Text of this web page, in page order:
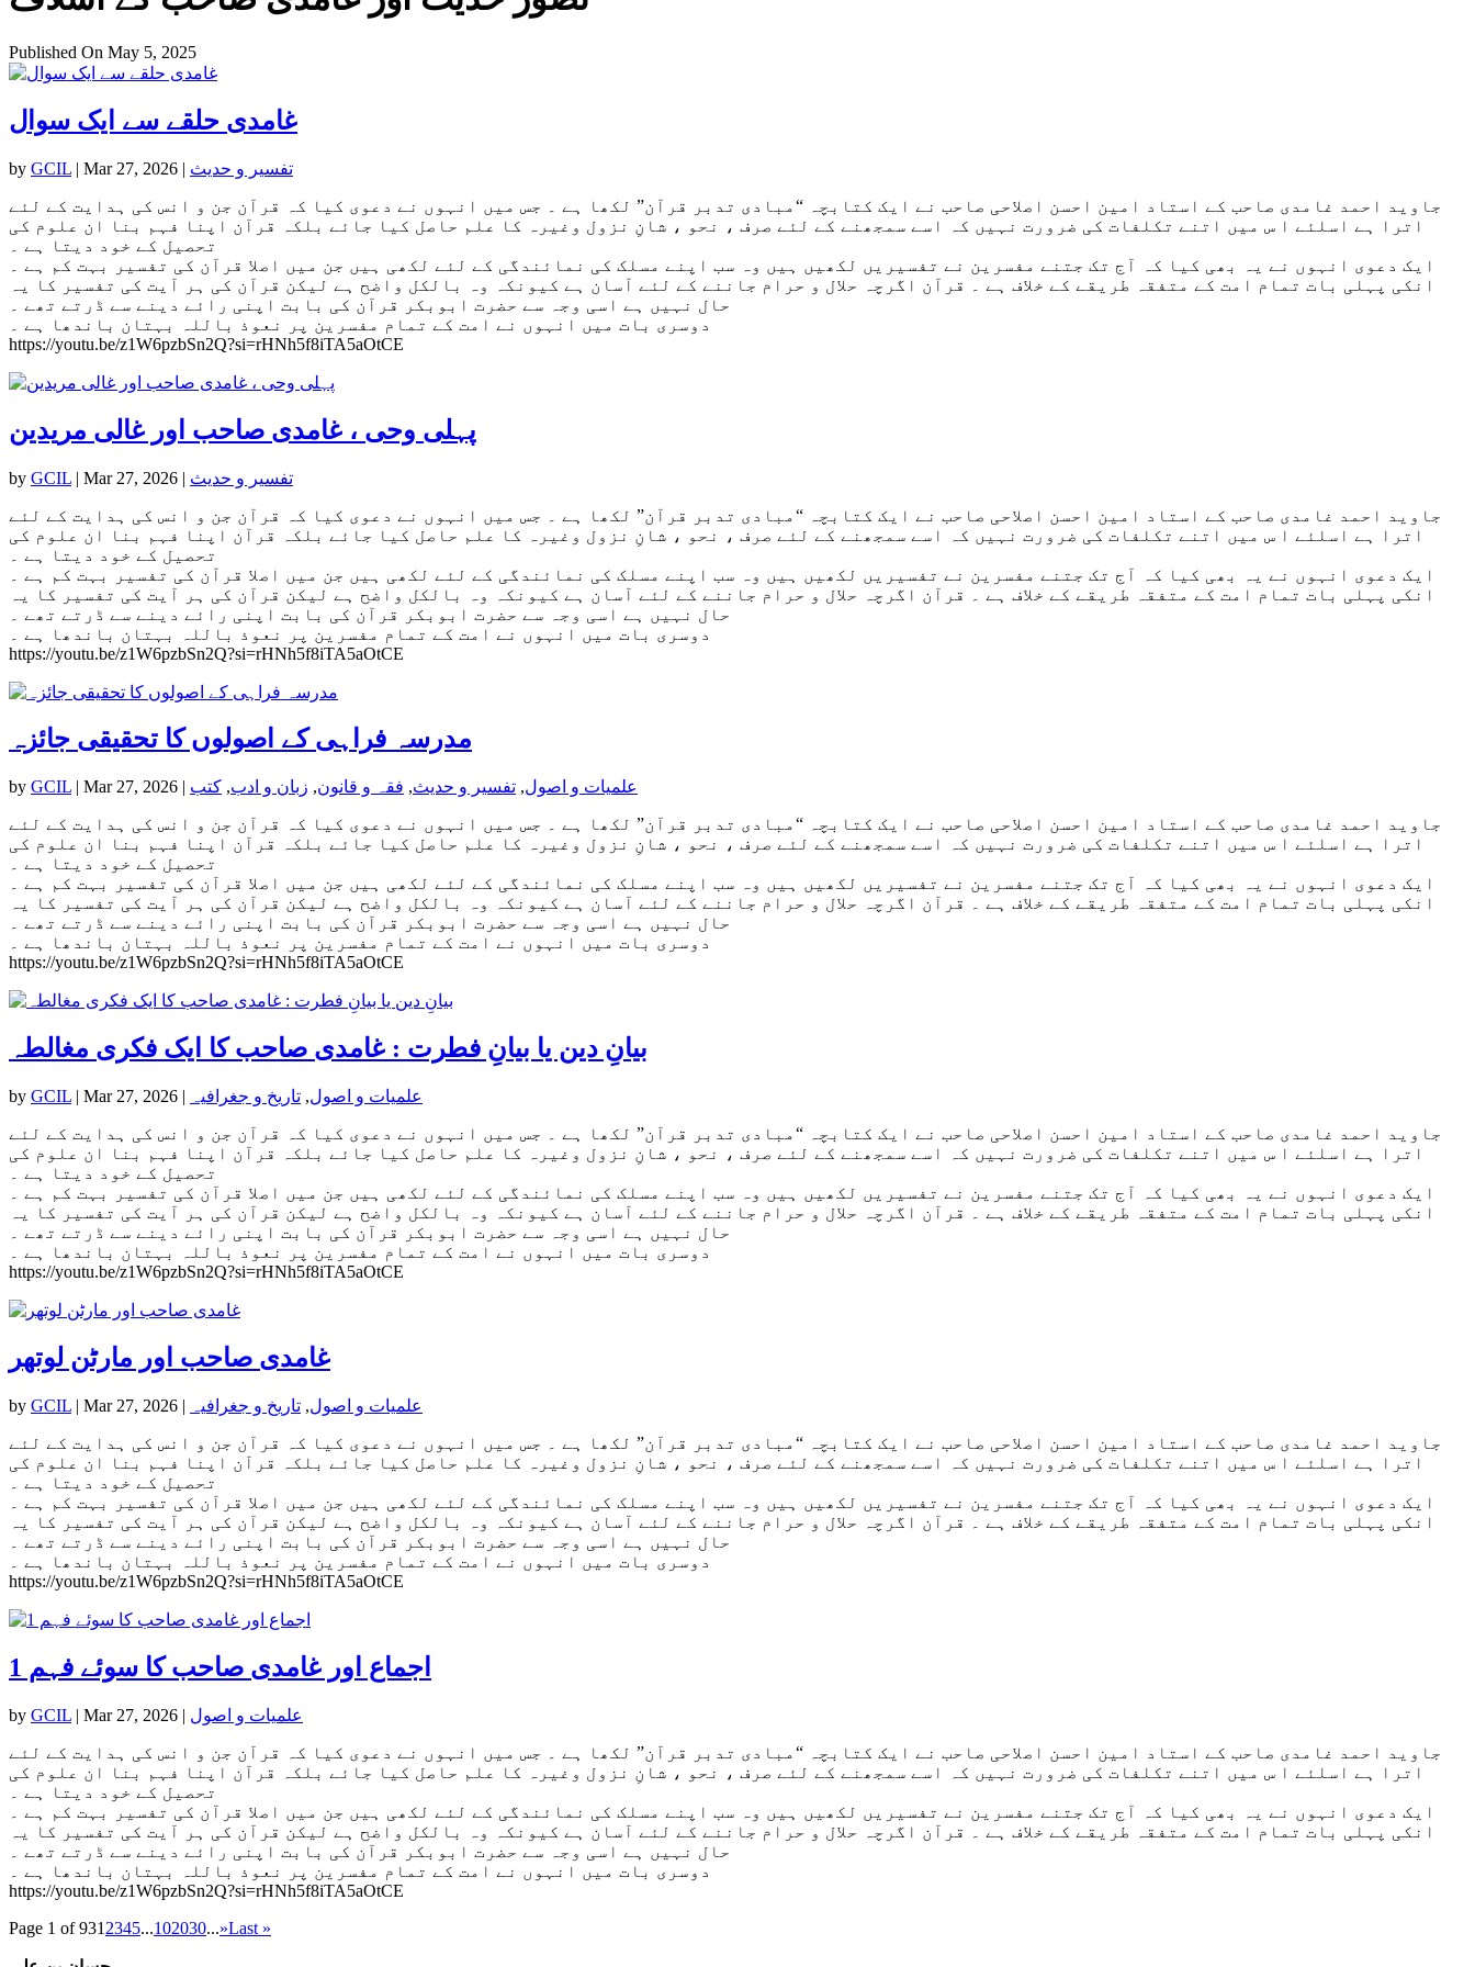
Published On May 5, 2025
غامدی حلقے سے ایک سوال
by GCIL | Mar 27, 2026 | تفسیر و حدیث
جاوید احمد غامدی صاحب کے استاد امین احسن اصلاحی صاحب نے ایک کتابچہ “مبادی تدبر قرآن” لکھا ہے ۔ جس میں انہوں نے دعوی کیا کہ قرآن جن و انس کی ہدایت کے لئے
اترا ہے اسلئے ا س میں اتنے تکلفات کی ضرورت نہیں کہ اسے سمجھنے کے لئے صرف ، نحو ، شانِ نزول وغیرہ کا علم حاصل کیا جائے بلکہ قرآن اپنا فہم بنا ان علوم کی
تحصیل کے خود دیتا ہے ۔
ایک دعوی انہوں نے یہ بھی کیا کہ آج تک جتنے مفسرین نے تفسیریں لکھیں ہیں وہ سب اپنے مسلک کی نمائندگی کے لئے لکھی ہیں جن میں اصلا قرآن کی تفسیر بہت کم ہے ۔
انکی پہلی بات تمام امت کے متفقہ طریقے کے خلاف ہے ۔ قرآن اگرچہ حلال و حرام جاننے کے لئے آسان ہے کیونکہ وہ بالکل واضح ہے لیکن قرآن کی ہر آیت کی تفسیر کا یہ
حال نہیں ہے اسی وجہ سے حضرت ابوبکر قرآن کی بابت اپنی رائے دینے سے ڈرتے تھے ۔
دوسری بات میں انہوں نے امت کے تمام مفسرین پر نعوذ باللہ بہتان باندھا ہے ۔
https://youtu.be/z1W6pzbSn2Q?si=rHNh5f8iTA5aOtCE
پہلی وحی ، غامدی صاحب اور غالی مریدین
by GCIL | Mar 27, 2026 | تفسیر و حدیث
جاوید احمد غامدی صاحب کے استاد امین احسن اصلاحی صاحب نے ایک کتابچہ “مبادی تدبر قرآن” لکھا ہے ۔ جس میں انہوں نے دعوی کیا کہ قرآن جن و انس کی ہدایت کے لئے
اترا ہے اسلئے ا س میں اتنے تکلفات کی ضرورت نہیں کہ اسے سمجھنے کے لئے صرف ، نحو ، شانِ نزول وغیرہ کا علم حاصل کیا جائے بلکہ قرآن اپنا فہم بنا ان علوم کی
تحصیل کے خود دیتا ہے ۔
ایک دعوی انہوں نے یہ بھی کیا کہ آج تک جتنے مفسرین نے تفسیریں لکھیں ہیں وہ سب اپنے مسلک کی نمائندگی کے لئے لکھی ہیں جن میں اصلا قرآن کی تفسیر بہت کم ہے ۔
انکی پہلی بات تمام امت کے متفقہ طریقے کے خلاف ہے ۔ قرآن اگرچہ حلال و حرام جاننے کے لئے آسان ہے کیونکہ وہ بالکل واضح ہے لیکن قرآن کی ہر آیت کی تفسیر کا یہ
حال نہیں ہے اسی وجہ سے حضرت ابوبکر قرآن کی بابت اپنی رائے دینے سے ڈرتے تھے ۔
دوسری بات میں انہوں نے امت کے تمام مفسرین پر نعوذ باللہ بہتان باندھا ہے ۔
https://youtu.be/z1W6pzbSn2Q?si=rHNh5f8iTA5aOtCE
مدرسہ فراہی کے اصولوں کا تحقیقی جائزہ
by GCIL | Mar 27, 2026 | علمیات و اصول, تفسیر و حدیث, فقہ و قانون, زبان و ادب, کتب
جاوید احمد غامدی صاحب کے استاد امین احسن اصلاحی صاحب نے ایک کتابچہ “مبادی تدبر قرآن” لکھا ہے ۔ جس میں انہوں نے دعوی کیا کہ قرآن جن و انس کی ہدایت کے لئے
اترا ہے اسلئے ا س میں اتنے تکلفات کی ضرورت نہیں کہ اسے سمجھنے کے لئے صرف ، نحو ، شانِ نزول وغیرہ کا علم حاصل کیا جائے بلکہ قرآن اپنا فہم بنا ان علوم کی
تحصیل کے خود دیتا ہے ۔
ایک دعوی انہوں نے یہ بھی کیا کہ آج تک جتنے مفسرین نے تفسیریں لکھیں ہیں وہ سب اپنے مسلک کی نمائندگی کے لئے لکھی ہیں جن میں اصلا قرآن کی تفسیر بہت کم ہے ۔
انکی پہلی بات تمام امت کے متفقہ طریقے کے خلاف ہے ۔ قرآن اگرچہ حلال و حرام جاننے کے لئے آسان ہے کیونکہ وہ بالکل واضح ہے لیکن قرآن کی ہر آیت کی تفسیر کا یہ
حال نہیں ہے اسی وجہ سے حضرت ابوبکر قرآن کی بابت اپنی رائے دینے سے ڈرتے تھے ۔
دوسری بات میں انہوں نے امت کے تمام مفسرین پر نعوذ باللہ بہتان باندھا ہے ۔
https://youtu.be/z1W6pzbSn2Q?si=rHNh5f8iTA5aOtCE
بیانِ دین یا بیانِ فطرت : غامدی صاحب کا ایک فکری مغالطہ
by GCIL | Mar 27, 2026 | علمیات و اصول, تاریخ و جغرافیہ
جاوید احمد غامدی صاحب کے استاد امین احسن اصلاحی صاحب نے ایک کتابچہ “مبادی تدبر قرآن” لکھا ہے ۔ جس میں انہوں نے دعوی کیا کہ قرآن جن و انس کی ہدایت کے لئے
اترا ہے اسلئے ا س میں اتنے تکلفات کی ضرورت نہیں کہ اسے سمجھنے کے لئے صرف ، نحو ، شانِ نزول وغیرہ کا علم حاصل کیا جائے بلکہ قرآن اپنا فہم بنا ان علوم کی
تحصیل کے خود دیتا ہے ۔
ایک دعوی انہوں نے یہ بھی کیا کہ آج تک جتنے مفسرین نے تفسیریں لکھیں ہیں وہ سب اپنے مسلک کی نمائندگی کے لئے لکھی ہیں جن میں اصلا قرآن کی تفسیر بہت کم ہے ۔
انکی پہلی بات تمام امت کے متفقہ طریقے کے خلاف ہے ۔ قرآن اگرچہ حلال و حرام جاننے کے لئے آسان ہے کیونکہ وہ بالکل واضح ہے لیکن قرآن کی ہر آیت کی تفسیر کا یہ
حال نہیں ہے اسی وجہ سے حضرت ابوبکر قرآن کی بابت اپنی رائے دینے سے ڈرتے تھے ۔
دوسری بات میں انہوں نے امت کے تمام مفسرین پر نعوذ باللہ بہتان باندھا ہے ۔
https://youtu.be/z1W6pzbSn2Q?si=rHNh5f8iTA5aOtCE
غامدی صاحب اور مارٹن لوتھر
by GCIL | Mar 27, 2026 | علمیات و اصول, تاریخ و جغرافیہ
جاوید احمد غامدی صاحب کے استاد امین احسن اصلاحی صاحب نے ایک کتابچہ “مبادی تدبر قرآن” لکھا ہے ۔ جس میں انہوں نے دعوی کیا کہ قرآن جن و انس کی ہدایت کے لئے
اترا ہے اسلئے ا س میں اتنے تکلفات کی ضرورت نہیں کہ اسے سمجھنے کے لئے صرف ، نحو ، شانِ نزول وغیرہ کا علم حاصل کیا جائے بلکہ قرآن اپنا فہم بنا ان علوم کی
تحصیل کے خود دیتا ہے ۔
ایک دعوی انہوں نے یہ بھی کیا کہ آج تک جتنے مفسرین نے تفسیریں لکھیں ہیں وہ سب اپنے مسلک کی نمائندگی کے لئے لکھی ہیں جن میں اصلا قرآن کی تفسیر بہت کم ہے ۔
انکی پہلی بات تمام امت کے متفقہ طریقے کے خلاف ہے ۔ قرآن اگرچہ حلال و حرام جاننے کے لئے آسان ہے کیونکہ وہ بالکل واضح ہے لیکن قرآن کی ہر آیت کی تفسیر کا یہ
حال نہیں ہے اسی وجہ سے حضرت ابوبکر قرآن کی بابت اپنی رائے دینے سے ڈرتے تھے ۔
دوسری بات میں انہوں نے امت کے تمام مفسرین پر نعوذ باللہ بہتان باندھا ہے ۔
https://youtu.be/z1W6pzbSn2Q?si=rHNh5f8iTA5aOtCE
اجماع اور غامدی صاحب کا سوئے فہم 1
by GCIL | Mar 27, 2026 | علمیات و اصول
جاوید احمد غامدی صاحب کے استاد امین احسن اصلاحی صاحب نے ایک کتابچہ “مبادی تدبر قرآن” لکھا ہے ۔ جس میں انہوں نے دعوی کیا کہ قرآن جن و انس کی ہدایت کے لئے
اترا ہے اسلئے ا س میں اتنے تکلفات کی ضرورت نہیں کہ اسے سمجھنے کے لئے صرف ، نحو ، شانِ نزول وغیرہ کا علم حاصل کیا جائے بلکہ قرآن اپنا فہم بنا ان علوم کی
تحصیل کے خود دیتا ہے ۔
ایک دعوی انہوں نے یہ بھی کیا کہ آج تک جتنے مفسرین نے تفسیریں لکھیں ہیں وہ سب اپنے مسلک کی نمائندگی کے لئے لکھی ہیں جن میں اصلا قرآن کی تفسیر بہت کم ہے ۔
انکی پہلی بات تمام امت کے متفقہ طریقے کے خلاف ہے ۔ قرآن اگرچہ حلال و حرام جاننے کے لئے آسان ہے کیونکہ وہ بالکل واضح ہے لیکن قرآن کی ہر آیت کی تفسیر کا یہ
حال نہیں ہے اسی وجہ سے حضرت ابوبکر قرآن کی بابت اپنی رائے دینے سے ڈرتے تھے ۔
دوسری بات میں انہوں نے امت کے تمام مفسرین پر نعوذ باللہ بہتان باندھا ہے ۔
https://youtu.be/z1W6pzbSn2Q?si=rHNh5f8iTA5aOtCE
Page 1 of 931 2345...102030...»Last »